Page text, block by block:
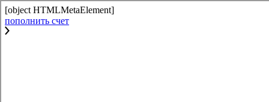
[object HTMLMetaElement]
пополнить счет